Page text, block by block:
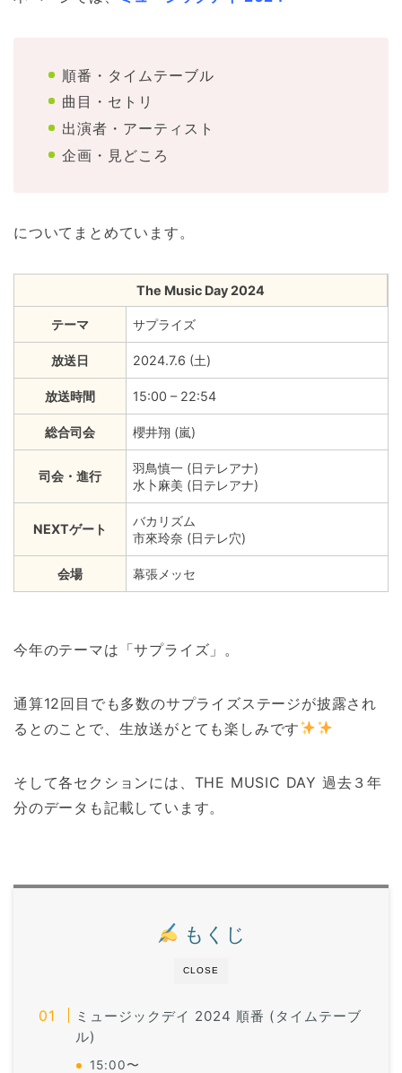
順番・タイムテーブル
曲目・セトリ
出演者・アーティスト
企画・見どころ
についてまとめています。
The Music Day 2024
テーマ サプライズ
放送日 2024.7.6 (土)
放送時間 15:00 – 22:54
総合司会 櫻井翔 (嵐)
司会・進行
羽鳥慎一 (日テレアナ)
水卜麻美 (日テレアナ)
NEXTゲート
バカリズム
市來玲奈 (日テレ穴)
会場 幕張メッセ
今年のテーマは「サプライズ」。
通算12回目でも多数のサプライズステージが披露され
るとのことで、生放送がとても楽しみです
そして各セクションには、THE MUSIC DAY 過去３年
分のデータも記載しています。
CLOSE
もくじ
ミュージックデイ 2024 順番 (タイムテーブ
ル)
15:00〜